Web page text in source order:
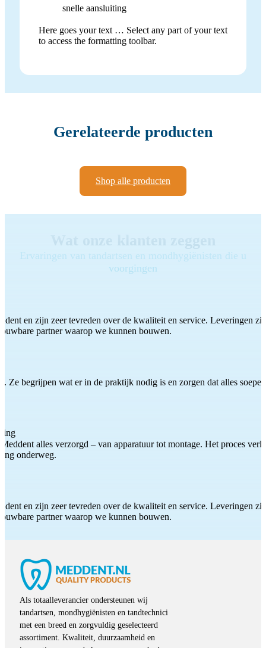
snelle aansluiting
Here goes your text … Select any part of your text
to access the formatting toolbar.
Gerelateerde producten
Shop alle producten
Ervaringen van tandartsen en mondhygiënisten die u
voorgingen
en zijn zeer tevreden over de kwaliteit en service. Leveringen
partner waarop we kunnen bouwen.
Ze begrijpen wat er in de praktijk nodig is en zorgen dat alles
alles verzorgd – van apparatuur tot montage. Het proces
onderweg.
en zijn zeer tevreden over de kwaliteit en service. Leveringen
partner waarop we kunnen bouwen.
Als totaalleverancier ondersteunen wij
tandartsen, mondhygiënisten en tandtechnici
met een breed en zorgvuldig geselecteerd
assortiment. Kwaliteit, duurzaamheid en